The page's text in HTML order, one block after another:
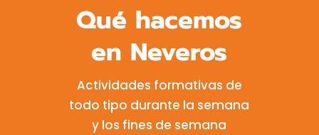
Qué hacemos
en Neveros
Actividades formativas de
todo tipo durante la semana
y los fines de semana